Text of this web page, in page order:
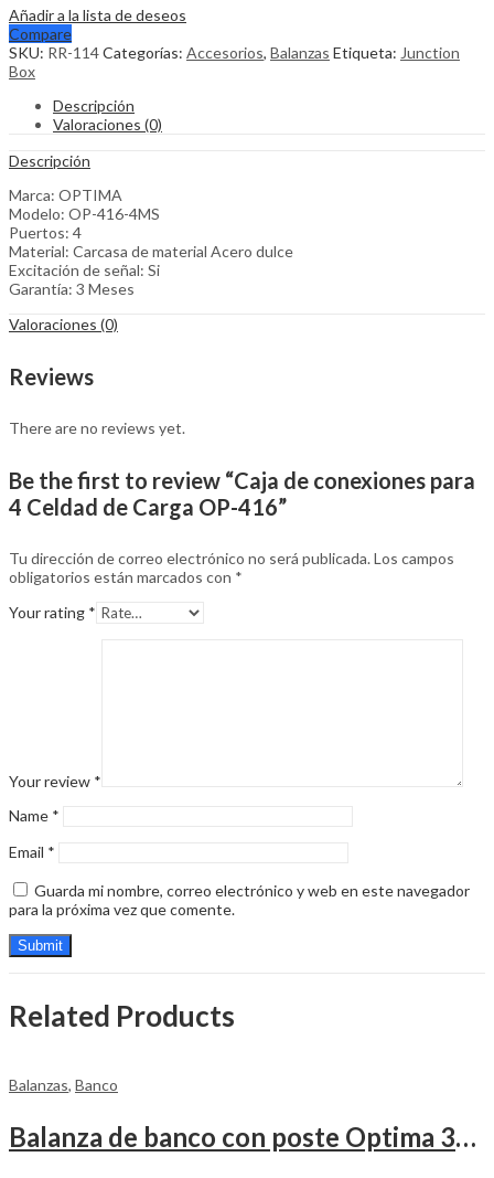
Añadir a la lista de deseos
Compare
SKU: RR-114Categorías: Accesorios, Balanzas Etiqueta: Junction
Box
Descripción
Valoraciones (0)
Descripción
Marca: OPTIMA
Modelo: OP-416-4MS
Puertos: 4
Material: Carcasa de material Acero dulce
Excitación de señal: Si
Garantía: 3 Meses
Valoraciones (0)
Reviews
There are no reviews yet.
Be the first to review “Caja de conexiones para
4 Celdad de Carga OP-416”
Tu dirección de correo electrónico no será publicada.Los campos
obligatorios están marcados con *
Your rating *
Your review *
Name *
Email *
Guarda mi nombre, correo electrónico y web en este navegador
para la próxima vez que comente.
Related Products
Balanzas, Banco
Balanza de banco con poste Optima 300 Libras